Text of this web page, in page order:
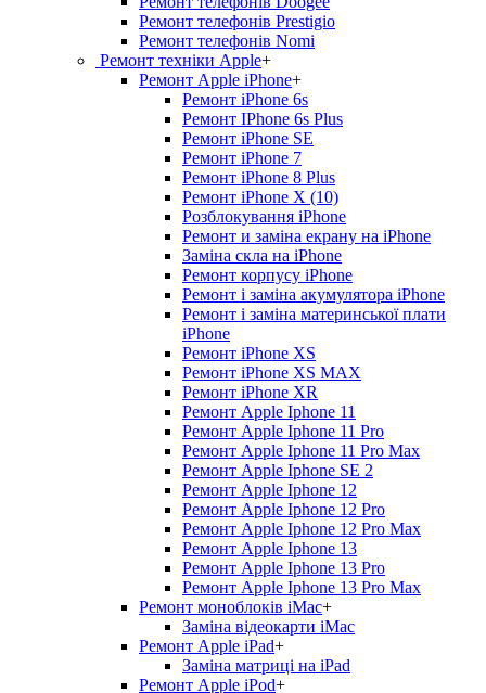
Ремонт телефонів Prestigio
Ремонт телефонів Nomi
Ремонт техніки Apple+
Ремонт Apple iPhone+
Ремонт iPhone 6s
Ремонт IPhone 6s Plus
Ремонт iPhone SE
Ремонт iPhone 7
Ремонт iPhone 8 Plus
Ремонт iPhone X (10)
Розблокування iPhone
Ремонт и заміна екрану на iPhone
Заміна скла на iPhone
Ремонт корпусу iPhone
Ремонт і заміна акумулятора iPhone
Ремонт і заміна материнської плати
iPhone
Ремонт iPhone XS
Ремонт iPhone XS MAX
Ремонт iPhone XR
Ремонт Apple Iphone 11
Ремонт Apple Iphone 11 Pro
Ремонт Apple Iphone 11 Pro Max
Ремонт Apple Iphone SE 2
Ремонт Apple Iphone 12
Ремонт Apple Iphone 12 Pro
Ремонт Apple Iphone 12 Pro Max
Ремонт Apple Iphone 13
Ремонт Apple Iphone 13 Pro
Ремонт Apple Iphone 13 Pro Max
Ремонт моноблоків iMac+
Заміна відеокарти iMac
Ремонт Apple iPad+
Заміна матриці на iPad
Ремонт Apple iPod+